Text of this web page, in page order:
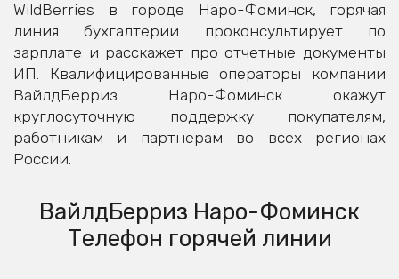
WildBerries в городе Наро-Фоминск, горячая
линия бухгалтерии проконсультирует по
зарплате и расскажет про отчетные документы
ИП. Квалифицированные операторы компании
ВайлдБерриз Наро-Фоминск окажут
круглосуточную поддержку покупателям,
работникам и партнерам во всех регионах
России.
ВайлдБерриз Наро-Фоминск
Телефон горячей линии